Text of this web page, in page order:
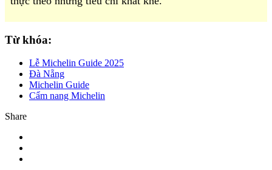
Từ khóa:
Lễ Michelin Guide 2025
Đà Nẵng
Michelin Guide
Cẩm nang Michelin
Share